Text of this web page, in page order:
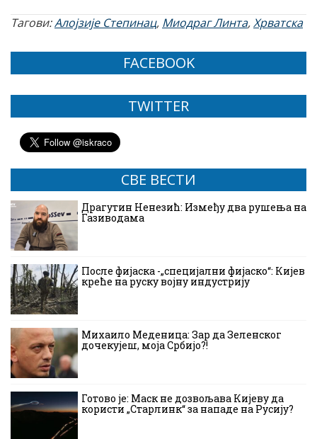
Тагови:Алојзије Степинац, Миодраг Линта,Хрватска
FACEBOOK
TWITTER
СВЕ ВЕСТИ
Драгутин Ненезић: Између два рушења на
Газиводама
После фијаска -„специјални фијаско“: Кијев
креће на руску војну индустрију
Михаило Меденица: Зар да Зеленског
дочекујеш, моја Србијо?!
Готово је: Маск не дозвољава Кијеву да
користи „Старлинк“ за нападе на Русију?